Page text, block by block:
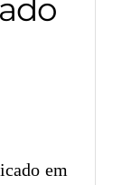
em